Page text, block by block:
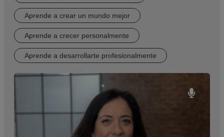
Aprende a crear un mundo mejor
Aprende a crecer personalmente
Aprende a desarrollarte profesionalmente